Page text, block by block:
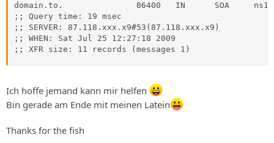
domain.to.               86400   IN      SOA
;; Query time: 19 msec
;; SERVER: 87.118.xxx.x9#53(87.118.xxx.x9)
;; WHEN: Sat Jul 25 12:27:18 2009
;; XFR size: 11 records (messages 1)
Ich hoffe jemand kann mir helfen
Bin gerade am Ende mit meinen Latein
Thanks for the fish